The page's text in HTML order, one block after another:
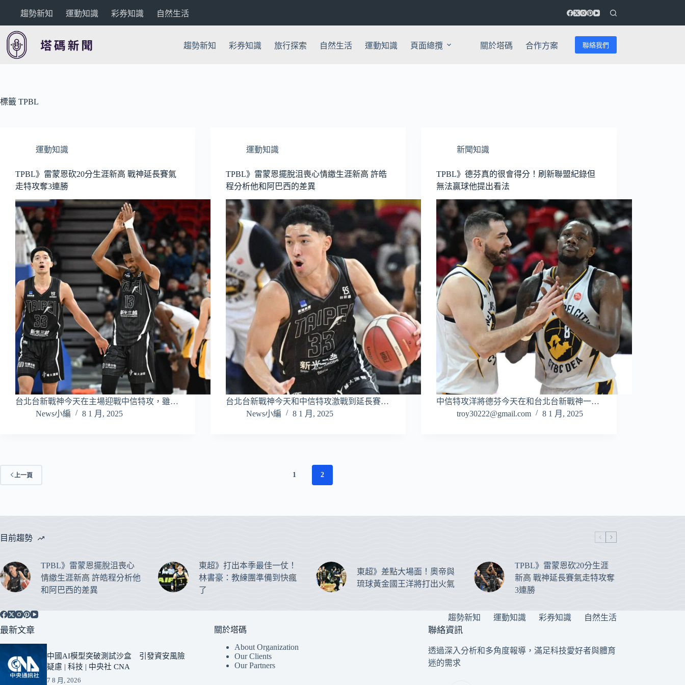
要
內
趨勢新知 運動知識 彩券知識 自然生活
趨勢新知 彩券知識 旅行探索 自然生活 運動知識 頁面總攬 關於塔碼 合作方案 聯絡我們
標籤 TPBL
運動知識
TPBL》雷蒙恩砍20分生涯新高 戰神延長賽氣
走特攻奪3連勝
台北台新戰神今天在主場迎戰中信特攻，雖…
News小編
8 1 月, 2025
運動知識
TPBL》雷蒙恩擺脫沮喪心情繳生涯新高 許皓
程分析他和阿巴西的差異
台北台新戰神今天和中信特攻激戰到延長賽…
News小編
8 1 月, 2025
新聞知識
TPBL》德芬真的很會得分！刷新聯盟紀錄但
無法贏球他提出看法
中信特攻洋將德芬今天在和台北台新戰神一…
troy30222@gmail.com
8 1 月, 2025
上一頁 1 2
目前趨勢
TPBL》雷蒙恩擺脫沮喪心
情繳生涯新高 許皓程分析他
和阿巴西的差異
東超》打出本季最佳一仗！
林書豪：教練團準備到快瘋
了
東超》差點大場面！奧帝與
琉球黃金國王洋將打出火氣
TPBL》雷蒙恩砍20分生涯
新高 戰神延長賽氣走特攻奪
3連勝
趨勢新知 運動知識 彩券知識 自然生活
最新文章
中國AI模型突破測試沙盒 引發資安風險
疑慮 | 科技 | 中央社 CNA
7 8 月, 2026
關於塔碼
About Organization
Our Clients
Our Partners
聯絡資訊
透過深入分析和多角度報導，滿足科技愛好者與體育
迷的需求